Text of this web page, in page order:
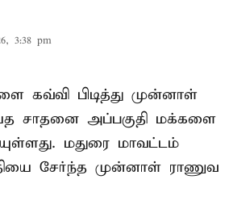
3:38 pm
கவ்வி பிடித்து முன்னாள்
சாதனை அப்பகுதி மக்களை
மதுரை மாவட்டம்
சேர்ந்த முன்னாள் ராணுவ